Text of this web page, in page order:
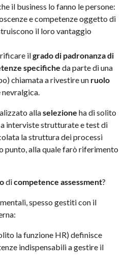
il business lo fanno le persone:
e competenze oggetto di
il loro vantaggio
ilgrado di padronanza di
specifiche da parte di una
chiamata a rivestire un ruolo
nevralgica.
allaselezione ha di solito
interviste strutturate e test di
la struttura dei processi
punto, alla quale farò riferimento
dicompetence assessment?
spesso gestiti con il
la funzione HR) definisce
indispensabili a gestire il